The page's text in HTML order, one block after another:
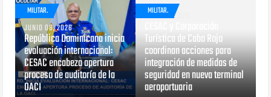
MILITAR.
JUNIO 08, 2026
República Dominicana inicia
evaluación internacional:
CESAC encabeza apertura
proceso de auditoría de la
OACI
MILITAR.
MAYO 13, 2026
Turística de Cabo Rojo
coordinan acciones para
integración de medidas de
seguridad en nueva terminal
aeroportuaria